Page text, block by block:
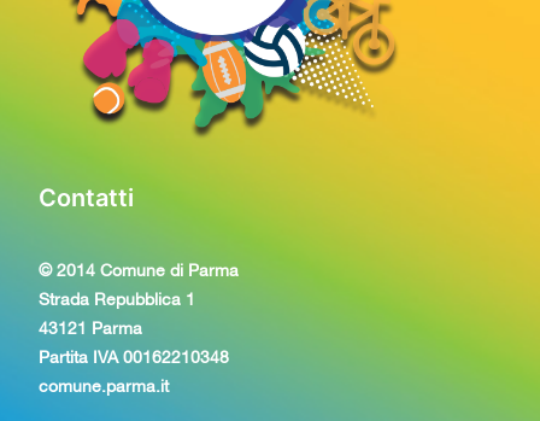
Contatti
© 2014 Comune di Parma
Strada Repubblica 1
43121 Parma
Partita IVA 00162210348
comune.parma.it